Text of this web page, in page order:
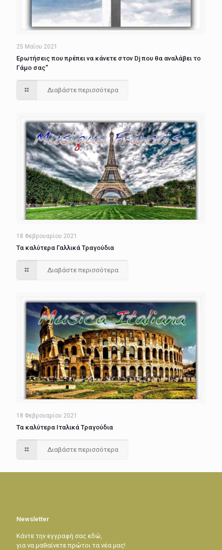
25 Μαΐου 2021
Ερωτήσεις που πρέπει να κάνετε στον Dj που θα αναλάβει το
Γάμο σας”
Διαβάστε περισσότερα
18 Φεβρουαρίου 2021
Τα καλύτερα Γαλλικά Τραγούδια
Διαβάστε περισσότερα
18 Φεβρουαρίου 2021
Τα καλύτερα Ιταλικά Τραγούδια
Διαβάστε περισσότερα
Newsletter
Κάντε την εγγραφή σας εδώ,
για να μαθαίνετε πρώτοι τα νέα μας!